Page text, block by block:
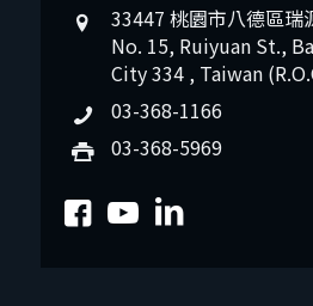
33447 桃園市八德區瑞
No. 15, Ruiyuan St.,
City 334 , Taiwan
03-368-1166
03-368-5969